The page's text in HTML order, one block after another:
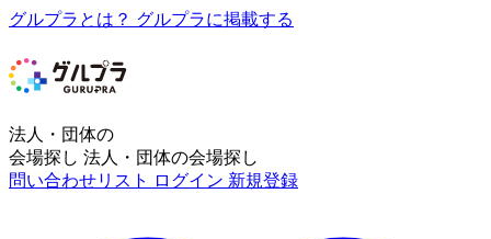
グルプラとは？ グルプラに掲載する
法人・団体の
会場探し 法人・団体の会場探し
問い合わせリスト
ログイン 新規登録